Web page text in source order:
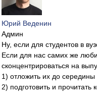
Юрий Веденин
Админ
Ну, если для студентов в
Если для нас самих же
сконцентрироваться на
1) отложить их до
2) подготовить и прочитать